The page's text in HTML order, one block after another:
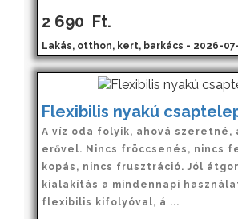
2 690 Ft.
Lakás, otthon, kert, barkács - 2026-
Flexibilis nyakú
A víz oda folyik, ahová szeretné,
erővel. Nincs fröccsenés, nincs
kopás, nincs frusztráció. Jól
kialakítás a mindennapi
flexibilis kifolyóval, á ...